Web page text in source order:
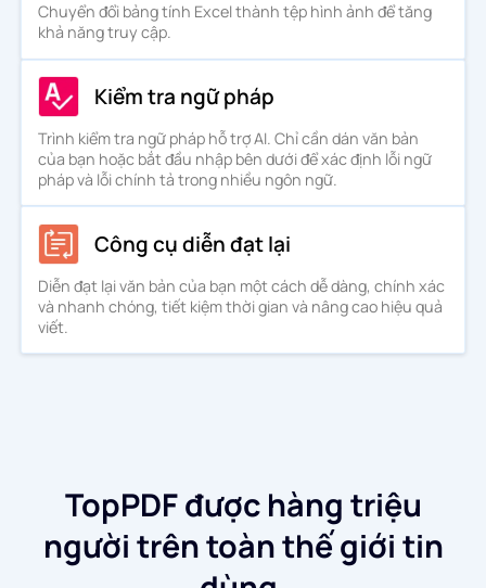
Chuyển đổi bảng tính Excel thành tệp hình ảnh để tăng
khả năng truy cập.
Kiểm tra ngữ pháp
Trình kiểm tra ngữ pháp hỗ trợ AI. Chỉ cần dán văn bản
của bạn hoặc bắt đầu nhập bên dưới để xác định lỗi ngữ
pháp và lỗi chính tả trong nhiều ngôn ngữ.
Công cụ diễn đạt lại
Diễn đạt lại văn bản của bạn một cách dễ dàng, chính xác
và nhanh chóng, tiết kiệm thời gian và nâng cao hiệu quả
viết.
TopPDF được hàng triệu
người trên toàn thế giới tin